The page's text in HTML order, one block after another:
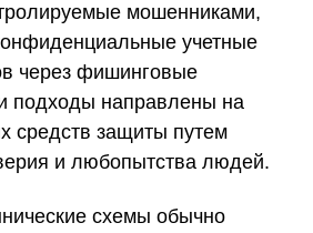
мошенниками,
учетные
через фишинговые
подходы направлены на
средств защиты путем
и любопытства людей.
схемы обычно